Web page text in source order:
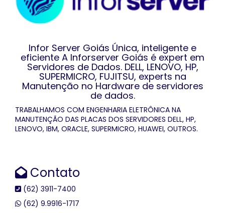
Infor Server Goiás Única, inteligente e
eficiente A Inforserver Goiás é expert em
Servidores de Dados. DELL, LENOVO, HP,
SUPERMICRO, FUJITSU, experts na
Manutenção no Hardware de servidores
de dados.
TRABALHAMOS COM ENGENHARIA ELETRÔNICA NA
MANUTENÇÃO DAS PLACAS DOS SERVIDORES DELL, HP,
LENOVO, IBM, ORACLE, SUPERMICRO, HUAWEI, OUTROS.
Contato
(62) 3911-7400
(62) 9.9916-1717